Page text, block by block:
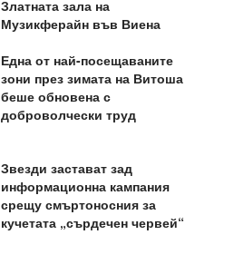
Златната зала на
Музикферайн във Виена
Една от най-посещаваните
зони през зимата на Витоша
беше обновена с
доброволчески труд
Звезди застават зад
информационна кампания
срещу смъртоносния за
кучетата „сърдечен червей“